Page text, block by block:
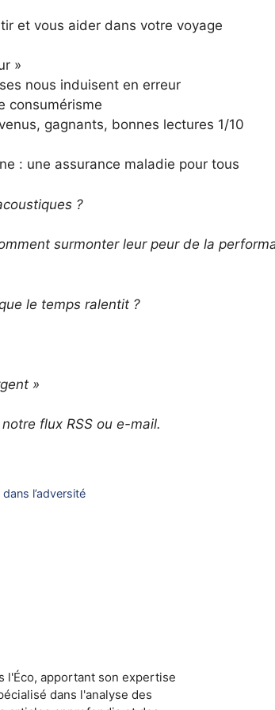
et vous aider dans votre voyage
»
nous induisent en erreur
consumérisme
gagnants, bonnes lectures 1/10
: une assurance maladie pour tous
?
surmonter leur peur de la
le temps ralentit ?
»
flux RSS ou e-mail.
l’adversité
l'Éco, apportant son expertise
dans l'analyse des